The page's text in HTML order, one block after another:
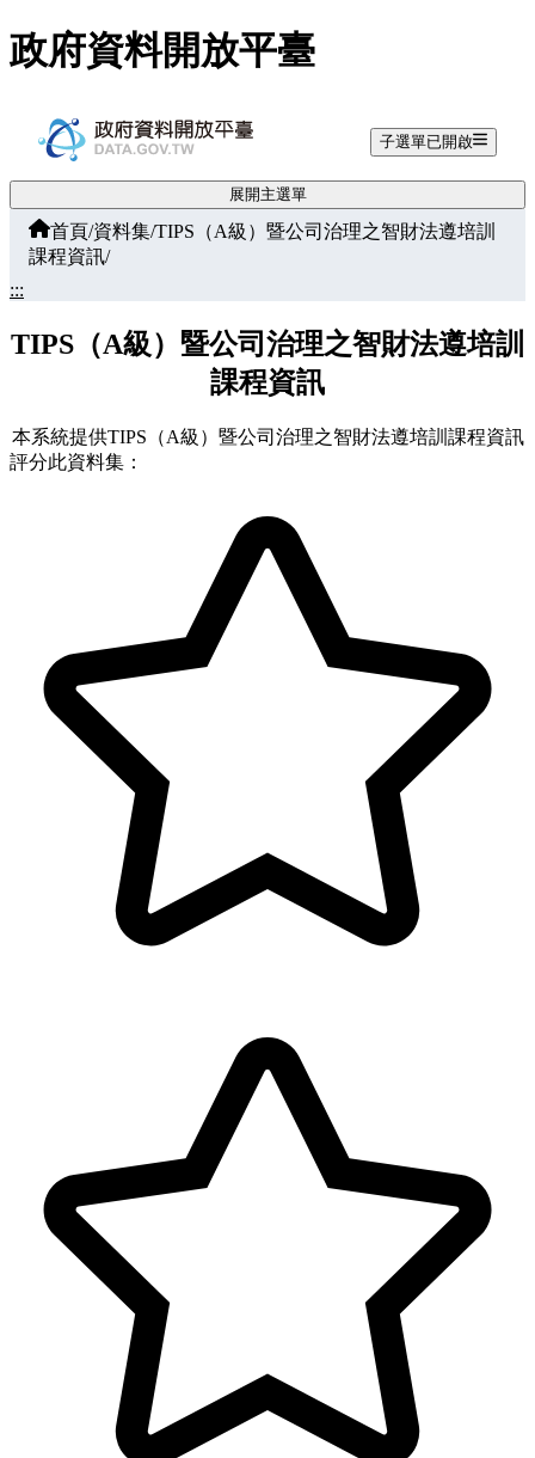
跳至主要內容
政府資料開放平臺
子選單已開啟
展開主選單
首頁/資料集/TIPS（A級）暨公司治理之智財法遵培訓
課程資訊/
:::
TIPS（A級）暨公司治理之智財法遵培訓
課程資訊
本系統提供TIPS（A級）暨公司治理之智財法遵培訓課程資訊
評分此資料集：